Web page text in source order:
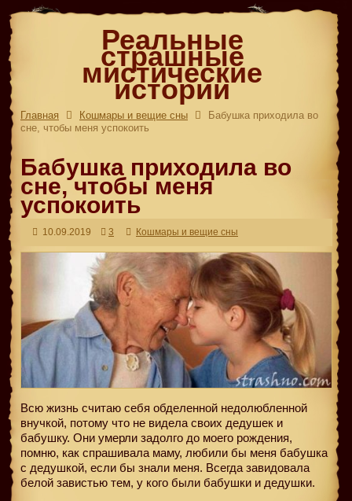
Реальные
страшные
мистические
истории
Главная Кошмары и вещие сны
Бабушка приходила во
сне, чтобы меня успокоить
Бабушка приходила во
сне, чтобы меня
успокоить
10.09.2019 3 Кошмары и вещие сны
Всю жизнь считаю себя обделенной недолюбленной
внучкой, потому что не видела своих дедушек и
бабушку. Они умерли задолго до моего рождения,
помню, как спрашивала маму, любили бы меня бабушка
с дедушкой, если бы знали меня. Всегда завидовала
белой завистью тем, у кого были бабушки и дедушки.